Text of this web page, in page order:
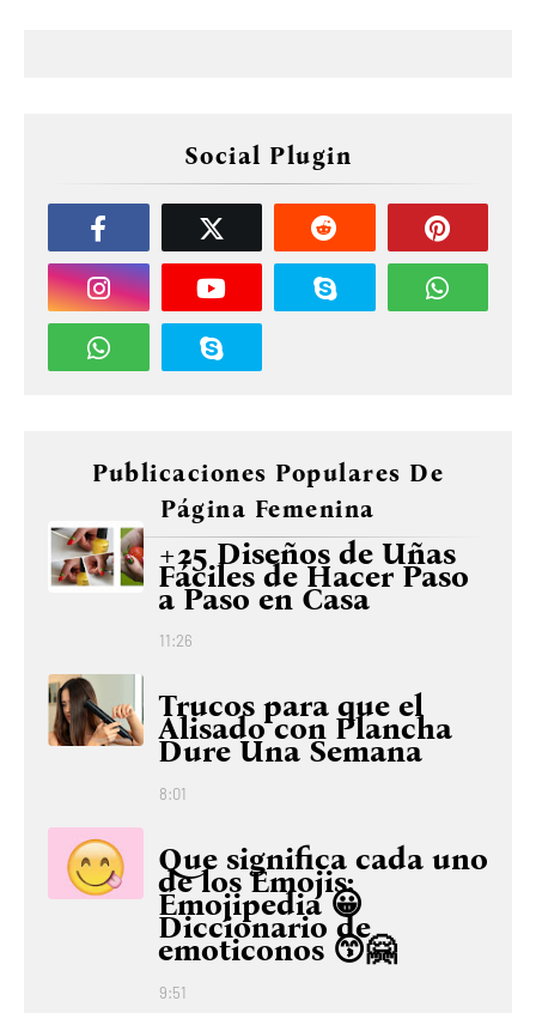
Social Plugin
Publicaciones Populares De
Página Femenina
+25 Diseños de Uñas
Fáciles de Hacer Paso
a Paso en Casa
11:26
Trucos para que el
Alisado con Plancha
Dure Una Semana
8:01
Que significa cada uno
de los Emojis:
Emojipedia 😀
Diccionario de
emoticonos 😙🤗
9:51